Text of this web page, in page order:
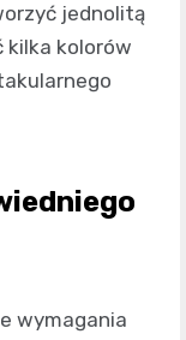
jednolitą
kilka kolorów
wymagania